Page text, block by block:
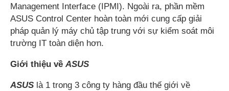
Management Interface (IPMI). Ngoài ra, phần mềm
ASUS Control Center hoàn toàn mới cung cấp giải
pháp quản lý máy chủ tập trung với sự kiểm soát môi
trường IT toàn diện hơn.
Giới thiệu về ASUS
ASUS là 1 trong 3 công ty hàng đầu thế giới về